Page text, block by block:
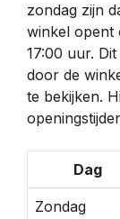
zondag zijn
winkel opent
17:00 uur.
door de
te bekijken.
Dag
Zondag